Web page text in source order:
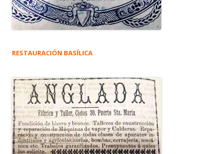
RESTAURACIÓN BASÍLICA